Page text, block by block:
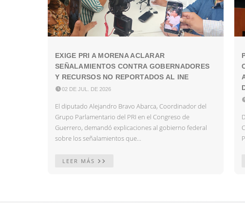
EXIGE PRI A MORENA ACLARAR
SEÑALAMIENTOS CONTRA GOBERNADORES
Y RECURSOS NO REPORTADOS AL INE
02 DE JUL. DE 2026
El diputado Alejandro Bravo Abarca, Coordinador del
Grupo Parlamentario del PRI en el Congreso de
Guerrero, demandó explicaciones al gobierno federal
sobre los señalamientos que...
LEER MÁS